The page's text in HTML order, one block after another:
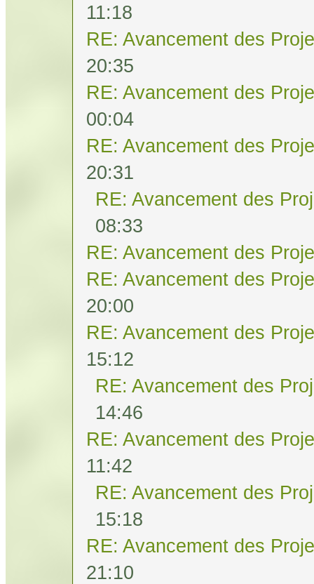
11:18
RE: Avancement des
20:35
RE: Avancement des
00:04
RE: Avancement des
20:31
RE: Avancement des
08:33
RE: Avancement des
RE: Avancement des
20:00
RE: Avancement des
15:12
RE: Avancement des
14:46
RE: Avancement des
11:42
RE: Avancement des
15:18
RE: Avancement des
21:10